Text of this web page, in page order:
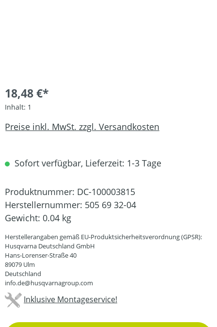
18,48 €*
Inhalt: 1
Preise inkl. MwSt. zzgl. Versandkosten
Sofort verfügbar, Lieferzeit: 1-3 Tage
Produktnummer: DC-100003815
Herstellernummer: 505 69 32-04
Gewicht: 0.04 kg
Herstellerangaben gemäß EU-Produktsicherheitsverordnung (GPSR):
Husqvarna Deutschland GmbH
Hans-Lorenser-Straße 40
89079 Ulm
Deutschland
info.de@husqvarnagroup.com
Inklusive Montageservice!